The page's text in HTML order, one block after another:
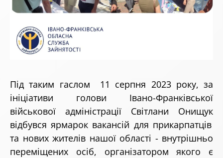
Під таким гаслом 11 серпня 2023 року, за
ініціативи голови Івано-Франківської
військової адміністрації Світлани Онищук
відбувся ярмарок вакансій для прикарпатців
та нових жителів нашої області - внутрішньо
переміщених осіб, організатором якого є